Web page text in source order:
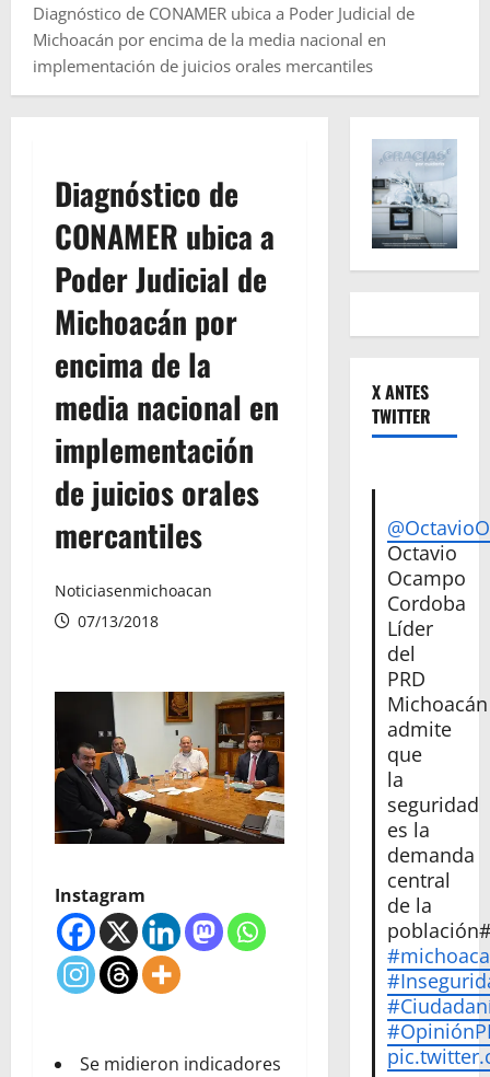
Diagnóstico de CONAMER ubica a Poder Judicial de
Michoacán por encima de la media nacional en
implementación de juicios orales mercantiles
Diagnóstico de
CONAMER ubica a
Poder Judicial de
Michoacán por
encima de la
media nacional en
implementación
de juicios orales
mercantiles
Noticiasenmichoacan
07/13/2018
Instagram
Se midieron indicadores
X ANTES
TWITTER
Octavio
Ocampo
Cordoba
Líder
del
PRD
Michoacán
admite
que
la
seguridad
es la
demanda
central
de la